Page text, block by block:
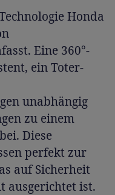
Honda
Eine 360°-
ein Toter-
unabhängig
zu einem
Diese
perfekt zur
auf Sicherheit
ausgerichtet ist.